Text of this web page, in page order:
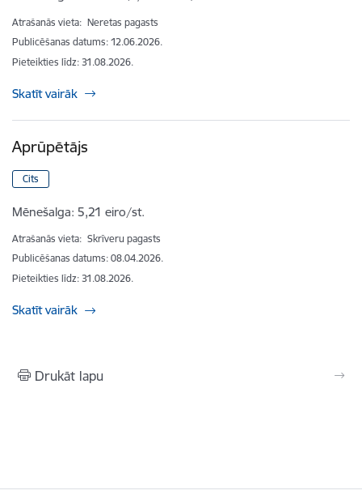
Atrašanās vieta: Neretas pagasts
Publicēšanas datums: 12.06.2026.
Pieteikties līdz: 31.08.2026.
Skatīt vairāk
Aprūpētājs
Cits
Mēnešalga: 5,21 eiro/st.
Atrašanās vieta: Skrīveru pagasts
Publicēšanas datums: 08.04.2026.
Pieteikties līdz: 31.08.2026.
Skatīt vairāk
Drukāt lapu